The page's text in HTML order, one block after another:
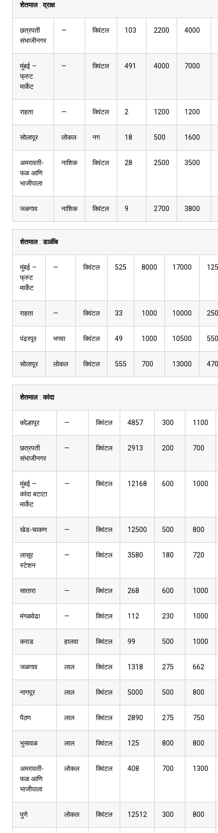
शेतमाल:द्राक्ष
छत्रपती
संभाजीनगर
— क्विंटल 103 2200 4000
मुंबई –
फ्रुट
मार्केट
— क्विंटल 491 4000 7000
राहता — क्विंटल 2 1200 1200
सोलापूर लोकल नग 18 500 1600
अमरावती-
फळ आणि
भाजीपाला
नाशिक क्विंटल 28 2500 3500
जळगाव नाशिक क्विंटल 9 2700 3800
शेतमाल:डाळींब
मुंबई –
फ्रुट
मार्केट
— क्विंटल 525 8000 17000
राहता — क्विंटल 33 1000 10000
पंढरपूर भगवा क्विंटल 49 1000 10500
सोलापूर लोकल क्विंटल 555 700 13000
शेतमाल:कांदा
कोल्हापूर — क्विंटल 4857 300 1100
छत्रपती
संभाजीनगर
— क्विंटल 2913 200 700
मुंबई –
कांदा बटाटा
मार्केट
— क्विंटल 12168 600 1000
खेड-चाकण — क्विंटल 12500 500 800
लासूर
स्टेशन
— क्विंटल 3580 180 720
सातारा — क्विंटल 268 600 1000
मंगळवेढा — क्विंटल 112 230 1000
कराड हालवा क्विंटल 99 500 1000
जळगाव लाल क्विंटल 1318 275 662
नागपूर लाल क्विंटल 5000 500 800
पैठण लाल क्विंटल 2890 275 750
भुसावळ लाल क्विंटल 125 800 800
अमरावती-
फळ आणि
भाजीपाला
लोकल क्विंटल 408 700 1300
पुणे लोकल क्विंटल 12512 300 800